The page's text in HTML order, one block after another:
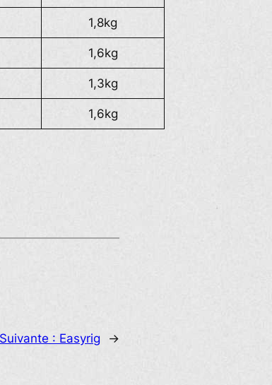
1,8kg
1,6kg
1,3kg
1,6kg
Suivante : Easyrig →